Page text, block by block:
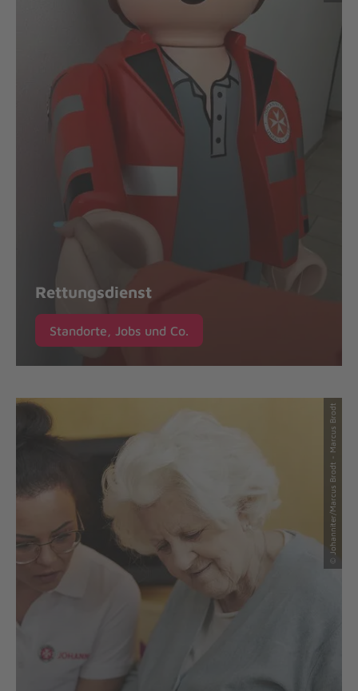
Rettungsdienst
Standorte, Jobs und Co.
© Johanniter/Marcus Brodt - Marcus Brodt